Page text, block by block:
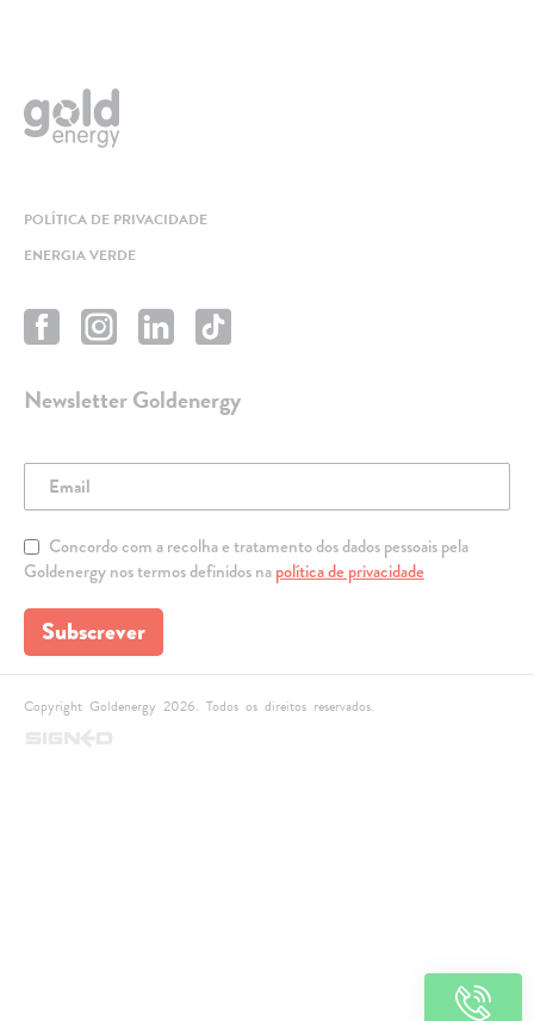
POLÍTICA DE PRIVACIDADE
ENERGIA VERDE
Newsletter Goldenergy
Concordo com a recolha e tratamento dos dados pessoais pela
Goldenergy nos termos definidos napolítica de privacidade
Subscrever
Copyright Goldenergy 2026. Todos os direitos reservados.